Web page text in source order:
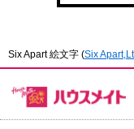
Six Apart 絵文字 (Six